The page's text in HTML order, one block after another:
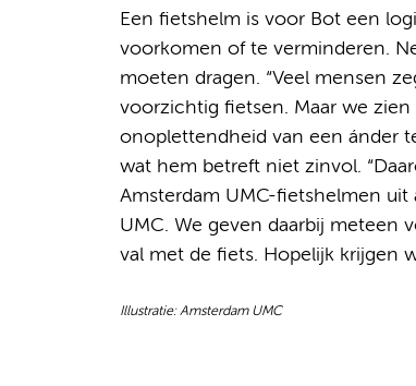
Een fietshelm is voor Bot een
voorkomen of te verminderen.
moeten dragen. “Veel mensen
voorzichtig fietsen. Maar we
onoplettendheid van een ánder
wat hem betreft niet zinvol.
Amsterdam UMC-fietshelmen uit
UMC. We geven daarbij meteen
val met de fiets. Hopelijk krijgen
Illustratie: Amsterdam UMC